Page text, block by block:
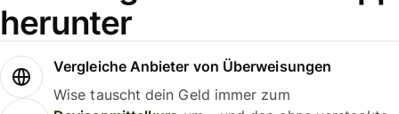
herunter
Vergleiche Anbieter von Überweisungen
Wise tauscht dein Geld immer zum